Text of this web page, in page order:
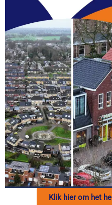
Klik hier om het